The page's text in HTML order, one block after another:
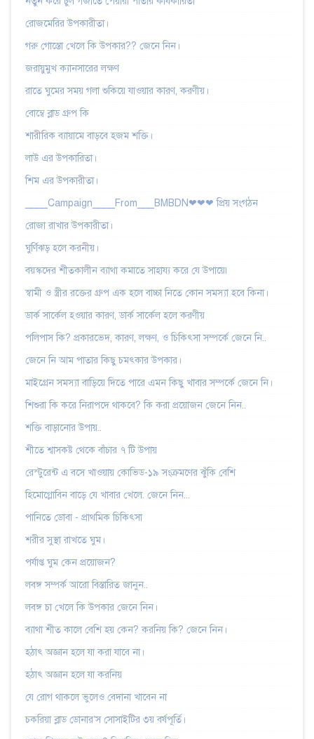
রোজমেরির উপকারীতা।
গরু গোস্তো খেলে কি উপকার?? জেনে নিন।
জরায়ুমুখ ক্যানসারের লক্ষণ
রাতে ঘুমের সময় গলা শুকিয়ে যাওয়ার কারণ, করণীয়।
বোম্বে ব্লাড গ্রুপ কি
শারীরিক ব্যায়ামে বাড়বে হজম শক্তি।
লাউ এর উপকারিতা।
শিম এর উপকারীতা।
____Campaign____From___BMBDN❤❤❤ প্রিয় সংগঠন
রোজা রাখার উপকারীতা।
ঘুর্ণিঝড় হলে করনীয়।
বয়স্কদের শীতকালীন ব্যাথা কমাতে সাহায্য করে যে উপায়ে৷
স্বামী ও স্ত্রীর রক্তের গ্রুপ এক হলে বাচ্চা নিতে কোন সমস্যা হবে কিনা।
ডার্ক সার্কেল হওয়ার কারণ, ডার্ক সার্কেল হলে করণীয়
পলিপাস কি? প্রকারভেদ, কারণ, লক্ষণ, ও চিকিৎসা সম্পর্কে জেনে নি..
জেনে নি আম পাতার কিছু চমৎকার উপকার।
মাইগ্রেন সমস্যা বাড়িয়ে দিতে পারে এমন কিছু খাবার সম্পর্কে জেনে নি।
শিশুরা কি করে নিরাপদে থাকবে? কি করা প্রয়োজন জেনে নিন..
শক্তি বাড়ানোর উপায়..
শীতে শ্বাসকষ্ট থেকে বাঁচার ৭ টি উপায়
রেস্টুরেন্ট এ বসে খাওয়ায় কোভিড-১৯ সংক্রমণের ঝুঁকি বেশি
হিমোগ্লোবিন বাড়ে যে খাবার খেলে. জেনে নিন...
পানিতে ডোবা - প্রাথমিক চিকিৎসা
শরীর সুস্থা রাখতে ঘুম।
পর্যাপ্ত ঘুম কেন প্রয়োজন?
লবঙ্গ সম্পর্ক আরো বিস্তারিত জানুন..
লবঙ্গ চা খেলে কি উপকার জেনে নিন।
ব্যাথা শীত কালে বেশি হয় কেন? করনিয় কি? জেনে নিন।
হঠাৎ অজ্ঞান হলে যা করা যাবে না।
হঠাৎ অজ্ঞান হলে যা করনিয়
যে রোগ থাকলে ভুলেও বেদানা খাবেন না
চকরিয়া ব্লাড ডোনার’স সোসাইটির ৩য় বর্ষপূর্তি।